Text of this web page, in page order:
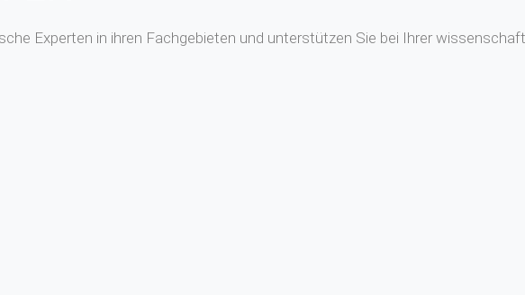
Experten in ihren Fachgebieten und unterstützen Sie bei Ihrer